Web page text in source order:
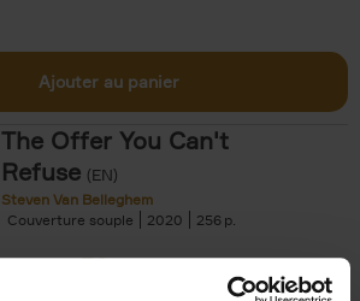
Ajouter au panier
The Offer You Can't
Refuse (EN)
Steven Van Belleghem
Couverture souple
2020 256
€37,50